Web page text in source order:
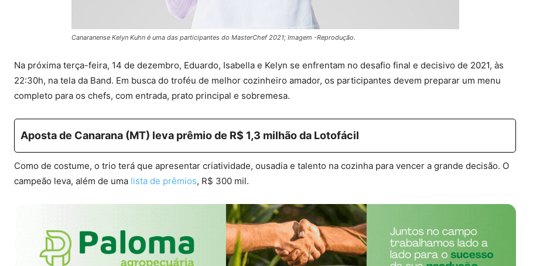
Canaranense Kelyn Kuhn é uma das participantes do MasterChef 2021; Imagem -Reprodução.
Na próxima terça-feira, 14 de dezembro, Eduardo, Isabella e Kelyn se enfrentam no desafio final e decisivo de 2021, às
22:30h, na tela da Band. Em busca do troféu de melhor cozinheiro amador, os participantes devem preparar um menu
completo para os chefs, com entrada, prato principal e sobremesa.
Aposta de Canarana (MT) leva prêmio de R$ 1,3 milhão da Lotofácil
Como de costume, o trio terá que apresentar criatividade, ousadia e talento na cozinha para vencer a grande decisão. O
campeão leva, além de uma lista de prêmios, R$ 300 mil.